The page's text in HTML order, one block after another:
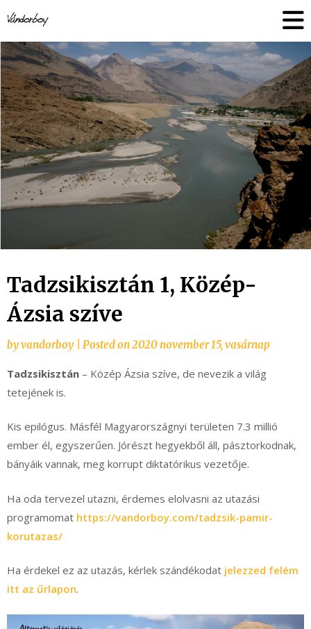
to
content
Tadzsikisztán 1, Közép-
Ázsia szíve
byvandorboy Posted on2020 november 15, vasárnap
Tadzsikisztán – Közép Ázsia szíve, de nevezik a világ
tetejének is.
Kis epilógus. Másfél Magyarországnyi területen 7.3 millió
ember él, egyszerűen. Jórészt hegyekből áll, pásztorkodnak,
bányáik vannak, meg korrupt diktatórikus vezetője.
Ha oda tervezel utazni, érdemes elolvasni az utazási
programomat https://vandorboy.com/tadzsik-pamir-
korutazas/
Ha érdekel ez az utazás, kérlek szándékodat jelezzed felém
itt az űrlapon.